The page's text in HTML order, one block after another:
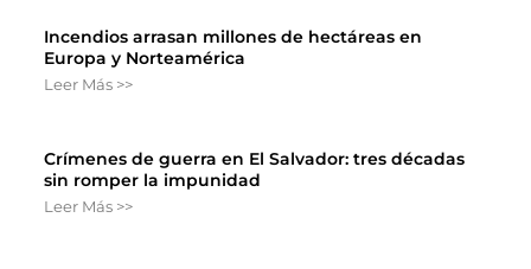
Incendios arrasan millones de hectáreas en
Europa y Norteamérica
Leer Más >>
Crímenes de guerra en El Salvador: tres décadas
sin romper la impunidad
Leer Más >>